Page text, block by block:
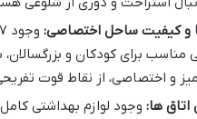
و کیفیت ساحل اختصاصی:
مناسب برای کودکان و بزرگسالان،
و اختصاصی، از نقاط قوت
اتاق ها: وجود لوازم بهداشتی